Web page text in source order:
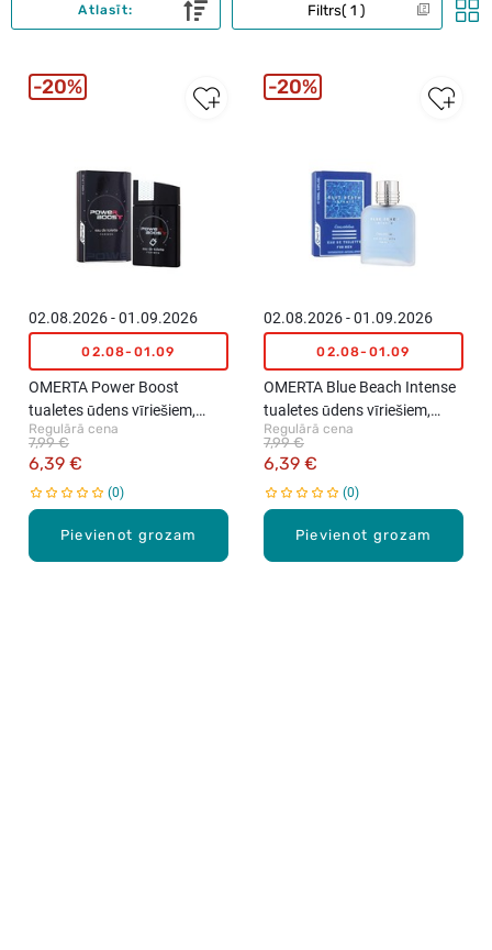
Filtrs 1
Atlasīt:
Pievienot grozam
02.08.2026 - 01.09.2026
02.08-01.09
OMERTA Power Boost
tualetes ūdens vīriešiem,
100ml
Regulārā cena
6,39 €
7,99 €
0
20%
Pievienot grozam
02.08.2026 - 01.09.2026
02.08-01.09
OMERTA Blue Beach Intense
tualetes ūdens vīriešiem,
100ml
Regulārā cena
6,39 €
7,99 €
0
20%